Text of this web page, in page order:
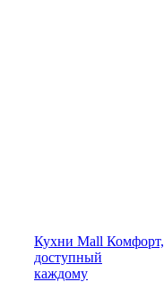
Кухни Mall Комфорт,
доступный
каждому